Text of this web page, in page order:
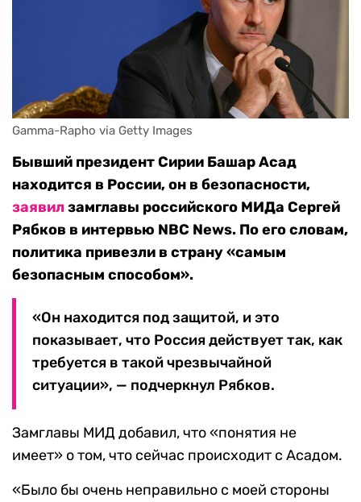
Gamma-Rapho via Getty Images
Бывший президент Сирии Башар Асад
находится в России, он в безопасности,
заявилзамглавы российского МИДа Сергей
Рябков в интервью NBC News. По его словам,
политика привезли в страну «самым
безопасным способом».
«Он находится под защитой, и это
показывает, что Россия действует так, как
требуется в такой чрезвычайной
ситуации», — подчеркнул Рябков.
Замглавы МИД добавил, что «понятия не
имеет» о том, что сейчас происходит с Асадом.
«Было бы очень неправильно с моей стороны